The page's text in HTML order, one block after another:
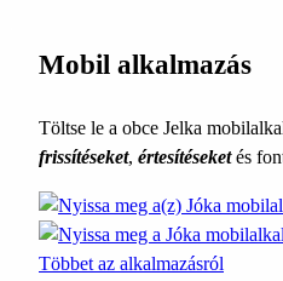
Mobil alkalmazás
Töltse le a obce Jelka
frissítéseket, értesítéseketés
Többet az alkalmazásról